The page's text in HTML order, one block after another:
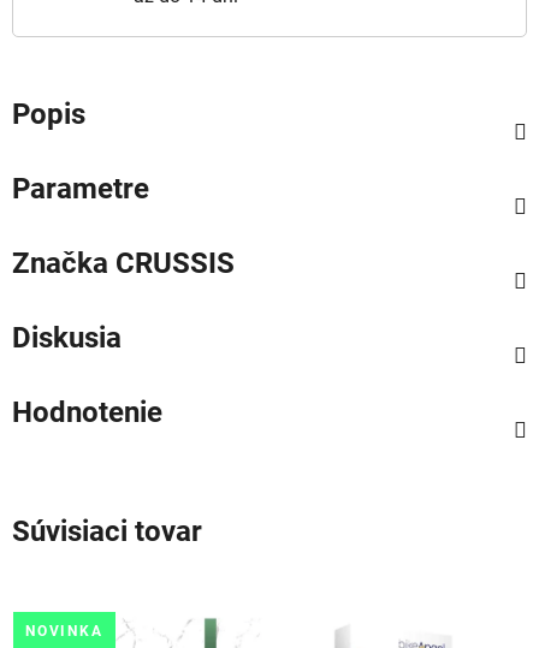
Popis
Parametre
Značka CRUSSIS
Diskusia
Hodnotenie
Súvisiaci tovar
NOVINKA